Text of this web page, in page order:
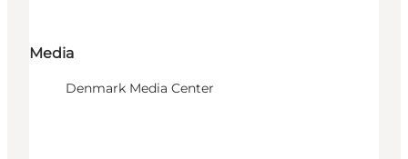
Media
Denmark Media Center